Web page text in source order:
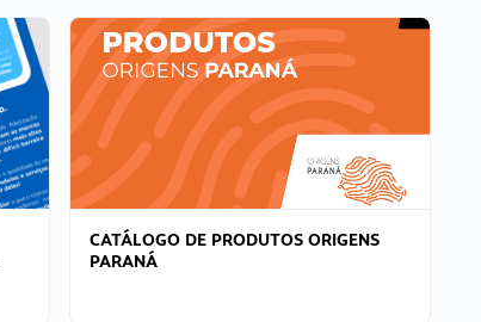
CATÁLOGO DE PRODUTOS ORIGENS
PARANÁ